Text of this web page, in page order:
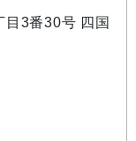
3番30号 四国